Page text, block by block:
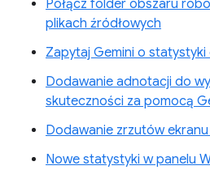
Połącz folder obszaru
plikach źródłowych
Zapytaj Gemini o
Dodawanie adnotacji do
skuteczności za pomocą
Dodawanie zrzutów
Nowe statystyki w panelu